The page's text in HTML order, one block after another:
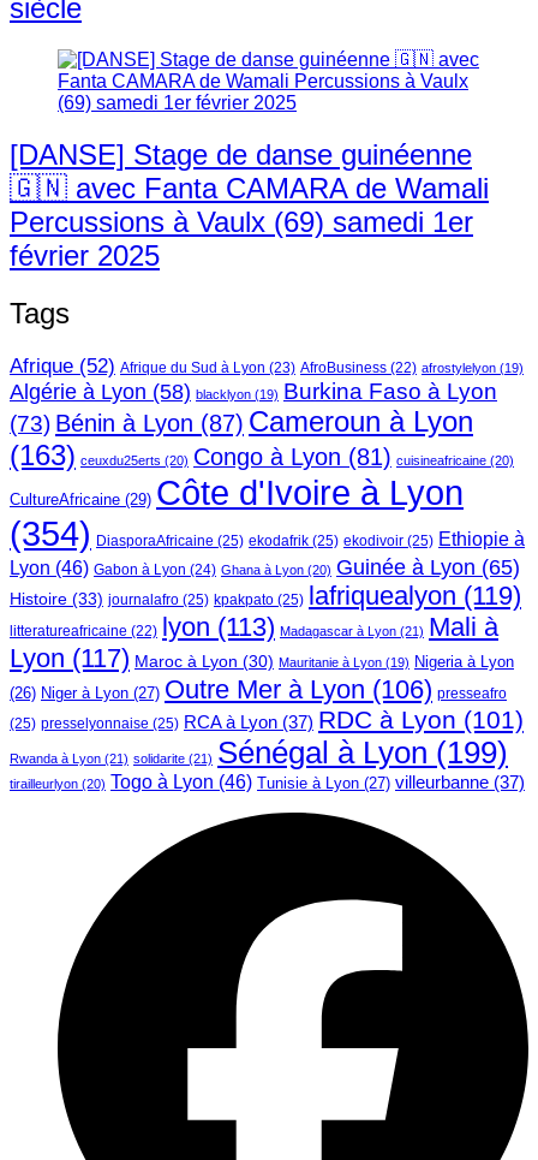
siècle
[DANSE] Stage de danse guinéenne
🇬🇳 avec Fanta CAMARA de Wamali
Percussions à Vaulx (69) samedi 1er
février 2025
Tags
Afrique (52) Afrique du Sud à Lyon (23) AfroBusiness (22) afrostylelyon (19)
Algérie à Lyon (58) blacklyon (19) Burkina Faso à Lyon
(73) Bénin à Lyon (87) Cameroun à Lyon
(163) ceuxdu25erts (20) Congo à Lyon (81) cuisineafricaine (20)
CultureAfricaine (29) Côte d'Ivoire à Lyon
(354) DiasporaAfricaine (25) ekodafrik (25) ekodivoir (25) Ethiopie à
Lyon (46) Gabon à Lyon (24) Ghana à Lyon (20) Guinée à Lyon (65)
Histoire (33) journalafro (25) kpakpato (25) lafriquealyon (119)
litteratureafricaine (22) lyon (113) Madagascar à Lyon (21) Mali à
Lyon (117) Maroc à Lyon (30) Mauritanie à Lyon (19) Nigeria à Lyon
(26) Niger à Lyon (27) Outre Mer à Lyon (106) presseafro
(25) presselyonnaise (25) RCA à Lyon (37) RDC à Lyon (101)
Rwanda à Lyon (21) solidarite (21) Sénégal à Lyon (199)
tirailleurlyon (20) Togo à Lyon (46) Tunisie à Lyon (27) villeurbanne (37)